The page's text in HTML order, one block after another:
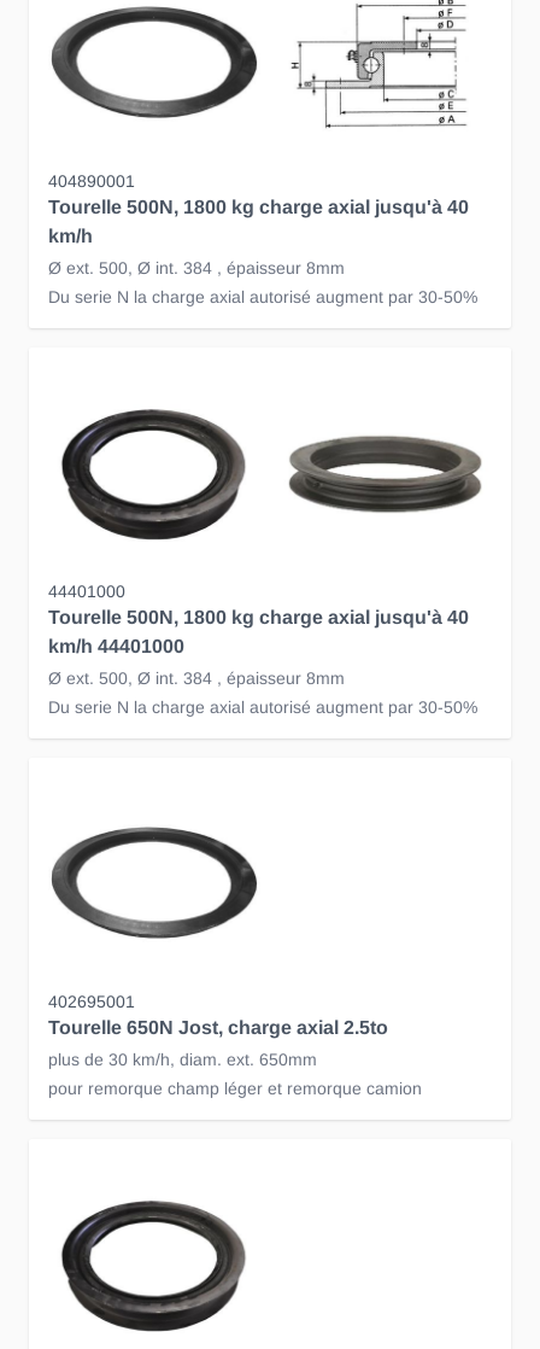
404890001
Tourelle 500N, 1800 kg charge axial jusqu'à 40
km/h
Ø ext. 500, Ø int. 384 , épaisseur 8mm
Du serie N la charge axial autorisé augment par 30-50%
44401000
Tourelle 500N, 1800 kg charge axial jusqu'à 40
km/h 44401000
Ø ext. 500, Ø int. 384 , épaisseur 8mm
Du serie N la charge axial autorisé augment par 30-50%
402695001
Tourelle 650N Jost, charge axial 2.5to
plus de 30 km/h, diam. ext. 650mm
pour remorque champ léger et remorque camion